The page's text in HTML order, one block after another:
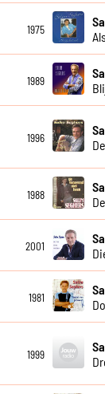
1975
1989
1996
1988
2001
1981
1999